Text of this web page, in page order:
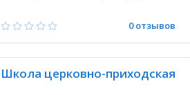
0 отзывов
Школа церковно-приходская